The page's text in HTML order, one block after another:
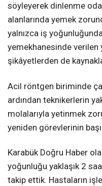
söyleyerek dinlenme
alanlarında yemek
yalnızca iş
yemekhanesinde
şikâyetlerden de
Acil röntgen biriminde
ardından teknikerlerin
molalarıyla yetinmek
yeniden görevlerinin
Karabük Doğru Haber
yoğunluğu yaklaşık 2
takip ettik. Hastaların